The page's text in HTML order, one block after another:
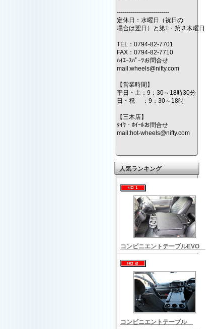
--------------------------
定休日：水曜日（祝日の
場合は翌日）と第1・第３木曜日
TEL：0794-82-7701
FAX：0794-82-7710
ﾊｲｴｰｽﾊﾟｰﾂお問合せ
mail:wheels@nifty.com
【営業時間】
平日・土：9：30～18時30分
日・祝 ：9：30～18時
【三木店】
ﾀｲﾔ・ﾎｲｰﾙお問合せ
mail:hot-wheels@nifty.com
人気ランキング
コンビニエントテーブルEVO
コンビニエントテーブル